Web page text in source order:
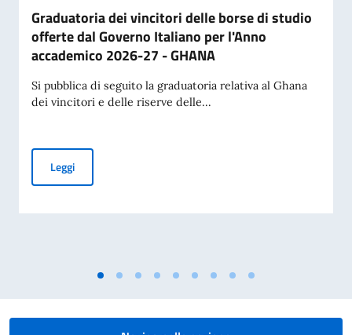
Graduatoria dei vincitori delle borse di studio
offerte dal Governo Italiano per l'Anno
accademico 2026-27 - GHANA
Si pubblica di seguito la graduatoria relativa al Ghana
dei vincitori e delle riserve delle...
LeggiGraduatoria dei vincitori delle borse di studio offerte dal